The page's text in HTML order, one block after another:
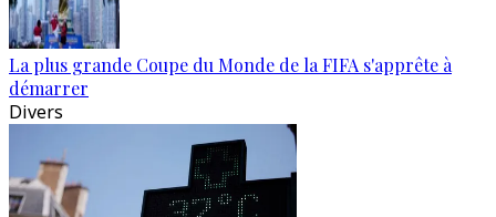
La plus grande Coupe du Monde de la FIFA s'apprête à
démarrer
Divers